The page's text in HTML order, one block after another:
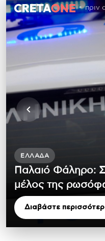
πριν
ΕΛΛΆΔΑ
Παλαιό Φάληρο:
μέλος της
Διαβάστε